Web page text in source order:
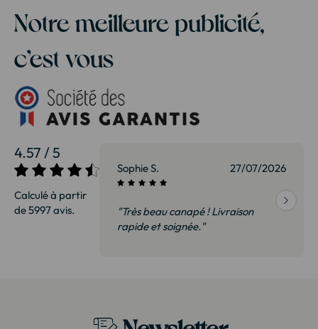
Notre meilleure publicité,
c’est vous
4.57 / 5
Calculé à partir
de 5997 avis.
27/07/2026 Sophie S. 27/07/2026
"Très beau canapé ! Livraison
rapide et soignée."